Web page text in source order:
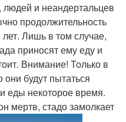
людей и неандертальцев
продолжительность
Лишь в том случае,
приносят ему еду и
Внимание! Только в
будут пытаться
еды некоторое время.
мертв, стадо замолкает